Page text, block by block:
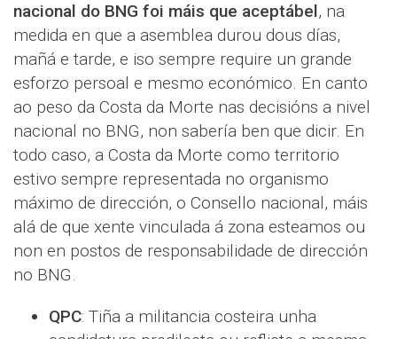
nacional do BNG foi máis que aceptábel, na
medida en que a asemblea durou dous días,
mañá e tarde, e iso sempre require un grande
esforzo persoal e mesmo económico. En canto
ao peso da Costa da Morte nas decisións a nivel
nacional no BNG, non sabería ben que dicir. En
todo caso, a Costa da Morte como territorio
estivo sempre representada no organismo
máximo de dirección, o Consello nacional, máis
alá de que xente vinculada á zona esteamos ou
non en postos de responsabilidade de dirección
no BNG.
QPC: Tiña a militancia costeira unha